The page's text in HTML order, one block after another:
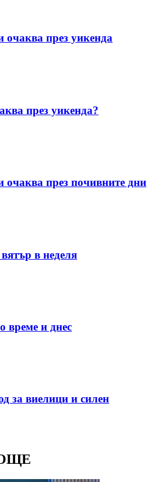
очаква през уикенда
през уикенда?
очаква през почивните дни
в неделя
време и днес
за виелици и силен